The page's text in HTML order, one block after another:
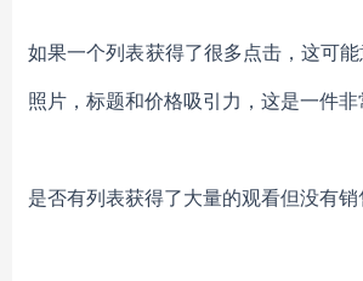
如果一个列表获得了很多点击，这可
照片，标题和价格吸引力，这是一件非
是否有列表获得了大量的观看但没有销